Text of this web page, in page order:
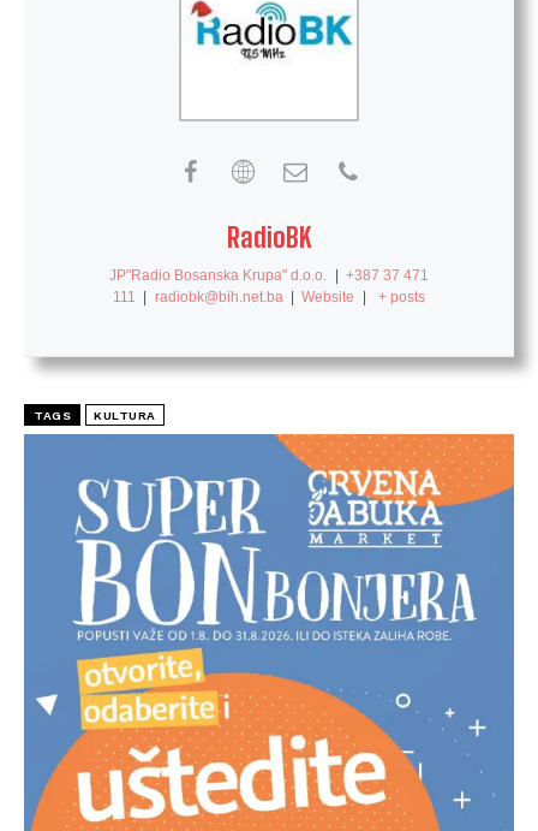
RadioBK
JP"Radio Bosanska Krupa" d.o.o. | +387 37 471
111
| radiobk@bih.net.ba | Website | + posts
TAGS KULTURA